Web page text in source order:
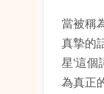
當被稱
真摯的
星'這個
為真正